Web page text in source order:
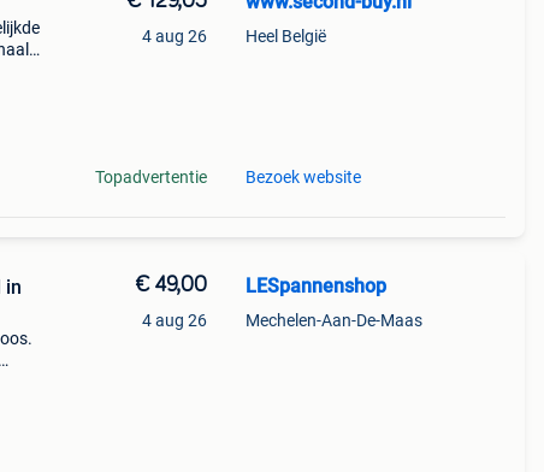
4 aug 26
Topadvertentie
Heel België
Bezoek website
in
€ 49,00
4 aug 26
LESpannenshop
Mechelen-Aan-De-Maas